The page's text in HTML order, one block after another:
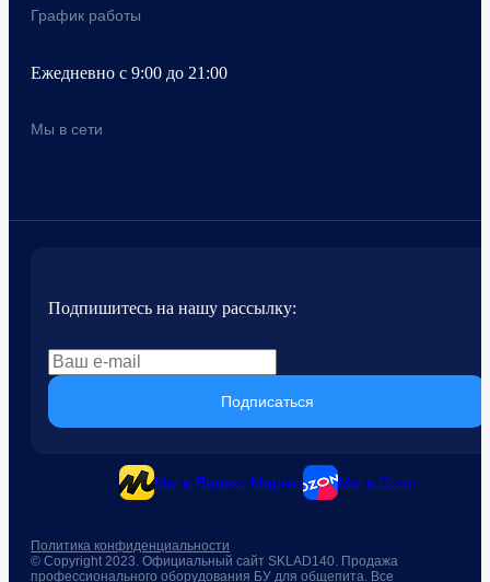
График работы
Ежедневно с 9:00 до 21:00
Мы в сети
Подпишитесь на нашу рассылку:
Подписаться
Мы в Яндекс.Маркет Мы в Ozon
© Copyright 2023. Официальный сайт SKLAD140. Продажа
профессионального оборудования БУ для общепита. Все
Политика конфиденциальности